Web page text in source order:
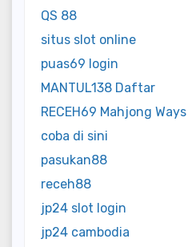
QS 88
situs slot online
puas69 login
MANTUL138 Daftar
RECEH69 Mahjong Ways
coba di sini
pasukan88
receh88
jp24 slot login
jp24 cambodia